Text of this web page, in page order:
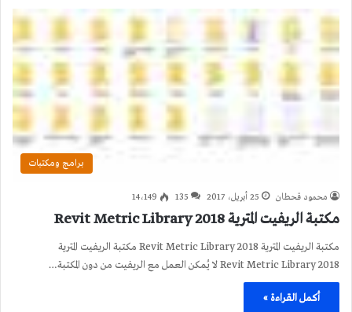
برامج ومكتبات
محمود قحطان 25 أبريل، 2017 135 14٬149
مكتبة الريفيت المترية 2018 Revit Metric Library
مكتبة الريفيت المترية 2018 Revit Metric Library مكتبة الريفيت المترية
2018 Revit Metric Library لا يُمكن العمل مع الريفيت من دون المكتبة…
أكمل القراءة »